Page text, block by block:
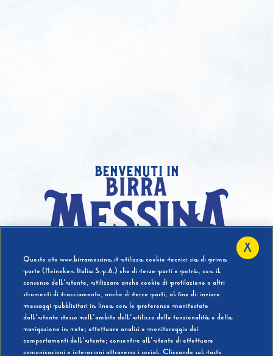
benvenuti in
Hai compiuto 18 Anni?
SI NO
Questo sito www.birramessina.it utilizza cookie tecnici sia di prima
parte (Heineken Italia S.p.A.) che di terze parti e potrà, con il
consenso dell’utente, utilizzare anche cookie di profilazione o altri
strumenti di tracciamento, anche di terze parti, al fine di: inviare
messaggi pubblicitari in linea con le preferenze manifestate
dall’utente stesso nell’ambito dell’utilizzo delle funzionalità e della
navigazione in rete; effettuare analisi e monitoraggio dei
comportamenti dell’utente; consentire all’utente di effettuare
comunicazioni e interazioni attraverso i social. Cliccando sul tasto
X